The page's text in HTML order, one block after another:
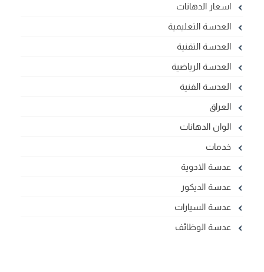
اسعار الدهانات
العدسة التعليمية
العدسة التقنية
العدسة الرياضية
العدسة الفنية
العراق
الوان الدهانات
خدمات
عدسة الادوية
عدسة الديكور
عدسة السيارات
عدسة الوظائف